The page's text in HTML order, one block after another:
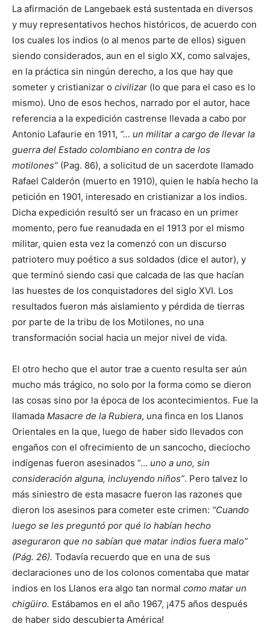
La afirmación de Langebaek está sustentada en diversos
y muy representativos hechos históricos, de acuerdo con
los cuales los indios (o al menos parte de ellos) siguen
siendo considerados, aun en el siglo XX, como salvajes,
en la práctica sin ningún derecho, a los que hay que
someter y cristianizar o civilizar (lo que para el caso es lo
mismo). Uno de esos hechos, narrado por el autor, hace
referencia a la expedición castrense llevada a cabo por
Antonio Lafaurie en 1911, “… un militar a cargo de llevar la
guerra del Estado colombiano en contra de los
motilones” (Pag. 86), a solicitud de un sacerdote llamado
Rafael Calderón (muerto en 1910), quien le había hecho la
petición en 1901, interesado en cristianizar a los indios.
Dicha expedición resultó ser un fracaso en un primer
momento, pero fue reanudada en el 1913 por el mismo
militar, quien esta vez la comenzó con un discurso
patriotero muy poético a sus soldados (dice el autor), y
que terminó siendo casi que calcada de las que hacían
las huestes de los conquistadores del siglo XVI. Los
resultados fueron más aislamiento y pérdida de tierras
por parte de la tribu de los Motilones, no una
transformación social hacia un mejor nivel de vida.
El otro hecho que el autor trae a cuento resulta ser aún
mucho más trágico, no solo por la forma como se dieron
las cosas sino por la época de los acontecimientos. Fue la
llamada Masacre de la Rubiera, una finca en los Llanos
Orientales en la que, luego de haber sido llevados con
engaños con el ofrecimiento de un sancocho, dieciocho
indígenas fueron asesinados “… uno a uno, sin
consideración alguna, incluyendo niños”. Pero talvez lo
más siniestro de esta masacre fueron las razones que
dieron los asesinos para cometer este crimen: “Cuando
luego se les preguntó por qué lo habían hecho
aseguraron que no sabían que matar indios fuera malo”
(Pág. 26). Todavía recuerdo que en una de sus
declaraciones uno de los colonos comentaba que matar
indios en los Llanos era algo tan normal como matar un
chigüiro. Estábamos en el año 1967, ¡475 años después
de haber sido descubierta América!